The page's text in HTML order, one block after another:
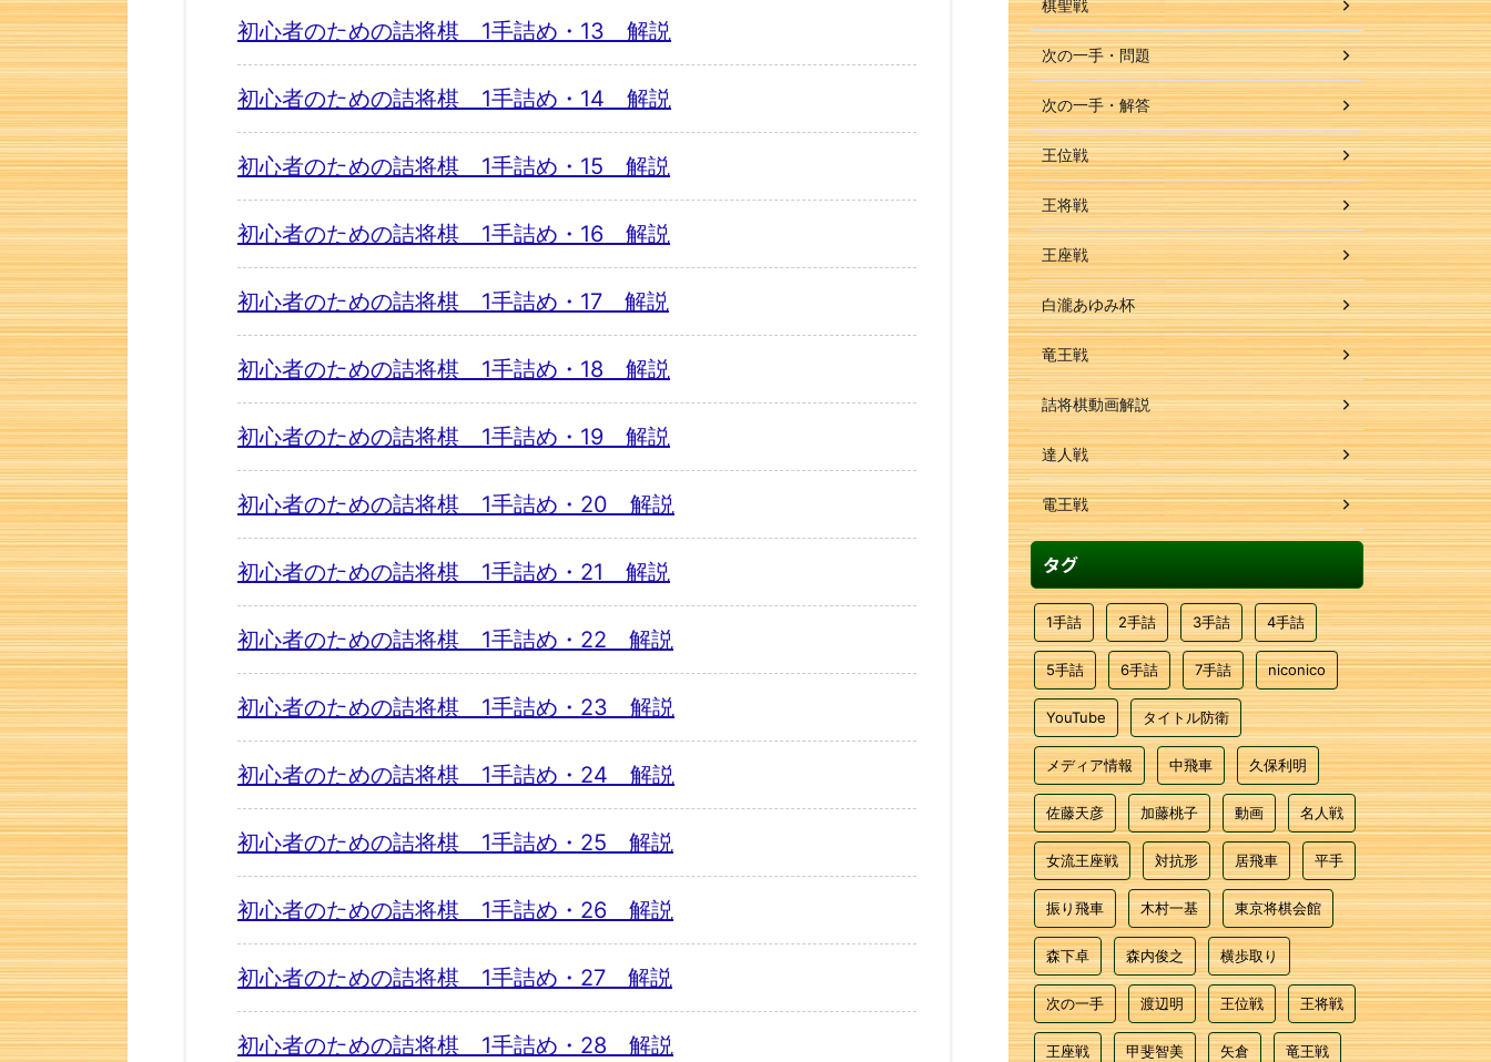
初心者のための詰将棋 1手詰め・13 解説
初心者のための詰将棋 1手詰め・14 解説
初心者のための詰将棋 1手詰め・15 解説
初心者のための詰将棋 1手詰め・16 解説
初心者のための詰将棋 1手詰め・17 解説
初心者のための詰将棋 1手詰め・18 解説
初心者のための詰将棋 1手詰め・19 解説
初心者のための詰将棋 1手詰め・20 解説
初心者のための詰将棋 1手詰め・21 解説
初心者のための詰将棋 1手詰め・22 解説
初心者のための詰将棋 1手詰め・23 解説
初心者のための詰将棋 1手詰め・24 解説
初心者のための詰将棋 1手詰め・25 解説
初心者のための詰将棋 1手詰め・26 解説
初心者のための詰将棋 1手詰め・27 解説
初心者のための詰将棋 1手詰め・28 解説
棋聖戦
次の一手・問題
次の一手・解答
王位戦
王将戦
王座戦
白瀧あゆみ杯
竜王戦
詰将棋動画解説
達人戦
電王戦
タグ
1手詰 2手詰 3手詰 4手詰
5手詰 6手詰 7手詰 niconico
YouTube タイトル防衛
メディア情報 中飛車 久保利明
佐藤天彦 加藤桃子 動画 名人戦
女流王座戦 対抗形 居飛車 平手
振り飛車 木村一基 東京将棋会館
森下卓 森内俊之 横歩取り
次の一手 渡辺明 王位戦 王将戦
王座戦 甲斐智美 矢倉 竜王戦